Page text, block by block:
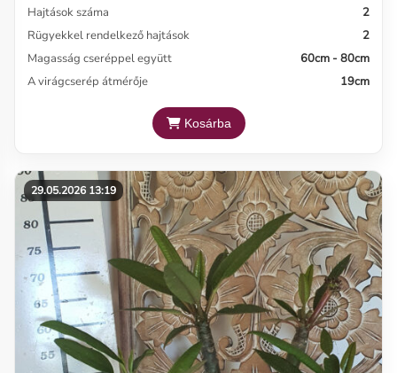
Hajtások száma
2
Rügyekkel rendelkező hajtások
2
Magasság cseréppel együtt
60cm - 80cm
A virágcserép átmérője
19cm
Kosárba
29.05.2026 13:19